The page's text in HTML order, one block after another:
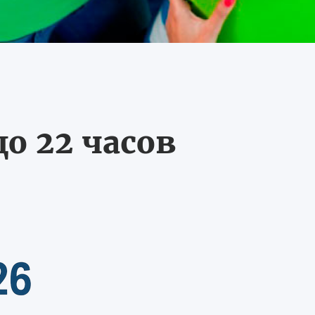
22 часов